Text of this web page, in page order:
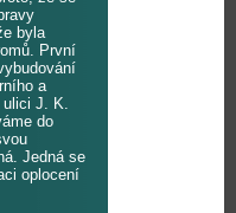
byla
První
a
ulici J. K.
do
Jedná se
oplocení